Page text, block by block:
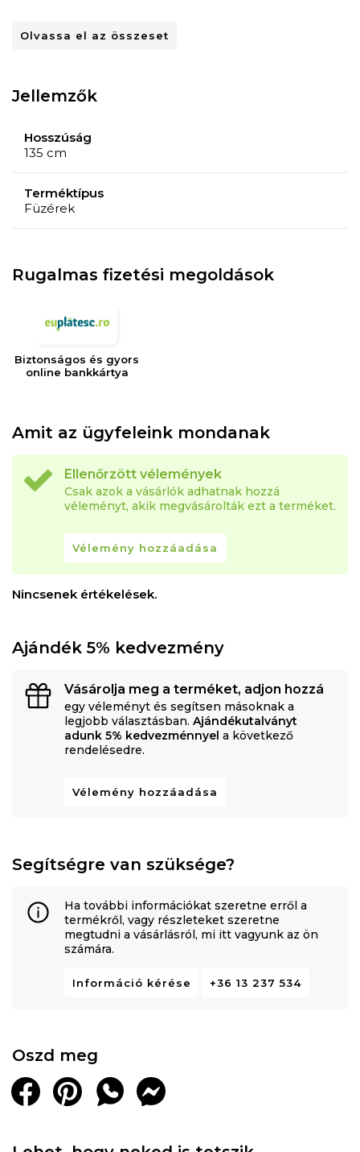
Olvassa el az összeset
Jellemzők
Hosszúság
135 cm
Terméktípus
Füzérek
Rugalmas fizetési megoldások
Biztonságos és gyors
online bankkártya
Amit az ügyfeleink mondanak
Ellenőrzött vélemények
Csak azok a vásárlók adhatnak hozzá
véleményt, akik megvásárolták ezt a terméket.
Vélemény hozzáadása
Nincsenek értékelések.
Ajándék 5% kedvezmény
Vásárolja meg a terméket, adjon hozzá
egy véleményt és segítsen másoknak a
legjobb választásban. Ajándékutalványt
adunk 5% kedvezménnyel a következő
rendelésedre.
Vélemény hozzáadása
Segítségre van szüksége?
Ha további információkat szeretne erről a
termékről, vagy részleteket szeretne
megtudni a vásárlásról, mi itt vagyunk az ön
számára.
Információ kérése +36 13 237 534
Oszd meg